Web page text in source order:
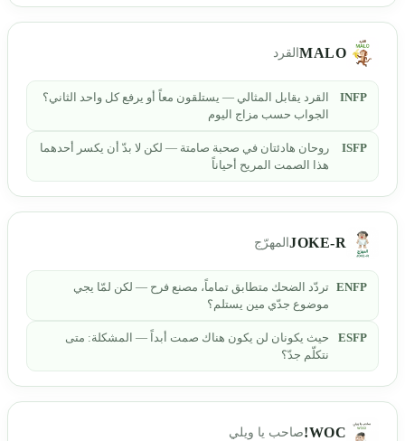
MALO القرد
INFP
القرد يقابل المثالي — يستلقون معاً أو يرفع كل واحد الثاني؟
الجواب حسب مزاج اليوم
ISFP
روحان هادئتان في صحبة صامتة — لكن لا بدّ أن يكسر أحدهما
هذا الصمت المريح أحياناً
JOKE-R المهرّج
ENFP تردّد الضحك متطابق تماماً، مصنع فرح — لكن لمّا يجي
موضوع جدّي مين يستلم؟
ESFP
حيث يكونان لن يكون هناك صمت أبداً — المشكلة: متى
نتكلّم جدّ؟
WOC! صاحب يا ويلي